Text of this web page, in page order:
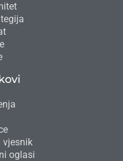
vjesnik
oglasi